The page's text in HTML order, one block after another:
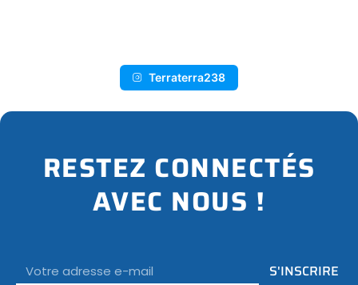
Terraterra238
RESTEZ CONNECTÉS
AVEC NOUS !
S'INSCRIRE